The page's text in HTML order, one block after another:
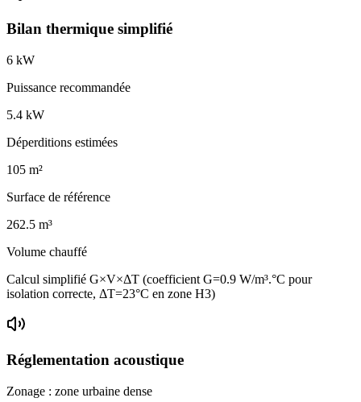
Bilan thermique simplifié
6 kW
Puissance recommandée
5.4 kW
Déperditions estimées
105 m²
Surface de référence
262.5 m³
Volume chauffé
Calcul simplifié G×V×ΔT (coefficient G=0.9 W/m³.°C pour
isolation correcte, ΔT=23°C en zone H3)
Réglementation acoustique
Zonage : zone urbaine dense